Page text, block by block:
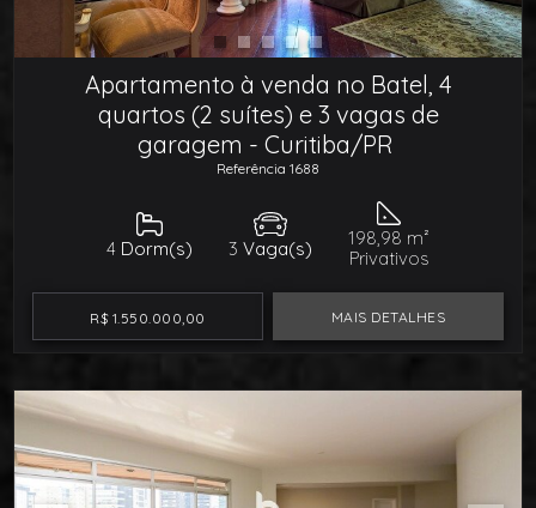
Apartamento à venda no Batel, 4
quartos (2 suítes) e 3 vagas de
garagem - Curitiba/PR
Referência 1688
4 Dorm(s) 3 Vaga(s)
198,98 m²
Privativos
R$ 1.550.000,00 MAIS DETALHES